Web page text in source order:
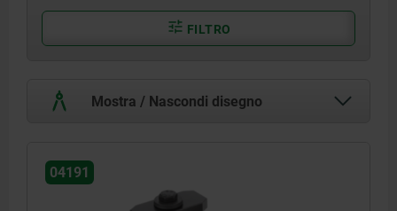
FILTRO
Mostra / Nascondi disegno
04191